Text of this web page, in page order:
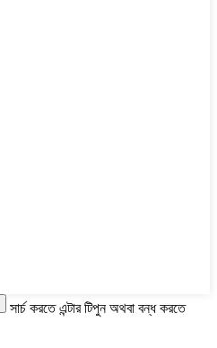
সার্চ করতে এন্টার টিপুন অথবা বন্ধ করতে